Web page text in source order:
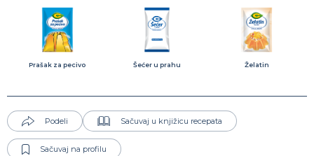
Prašak za pecivo Šećer u prahu Želatin
Podeli Sačuvaj u knjižicu recepata
Sačuvaj na profilu